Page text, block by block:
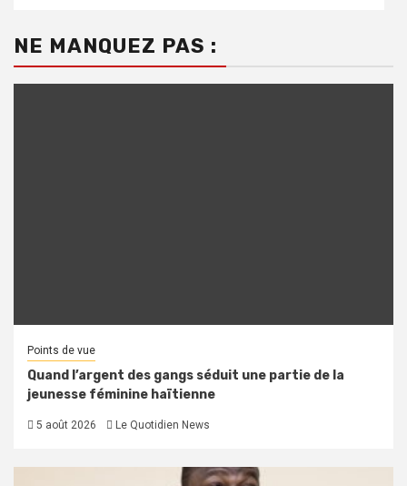
NE MANQUEZ PAS :
Points de vue
Quand l’argent des gangs séduit une partie de la
jeunesse féminine haïtienne
5 août 2026 Le Quotidien News